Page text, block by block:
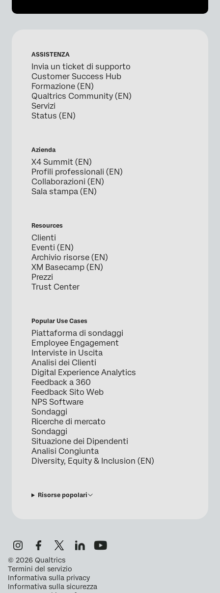
ASSISTENZA
Invia un ticket di supporto
Customer Success Hub
Formazione (EN)
Qualtrics Community (EN)
Servizi
Status (EN)
Azienda
X4 Summit (EN)
Profili professionali (EN)
Collaborazioni (EN)
Sala stampa (EN)
Resources
Clienti
Eventi (EN)
Archivio risorse (EN)
XM Basecamp (EN)
Prezzi
Trust Center
Popular Use Cases
Piattaforma di sondaggi
Employee Engagement
Interviste in Uscita
Analisi dei Clienti
Digital Experience Analytics
Feedback a 360
Feedback Sito Web
NPS Software
Sondaggi
Ricerche di mercato
Sondaggi
Situazione dei Dipendenti
Analisi Congiunta
Diversity, Equity & Inclusion (EN)
Risorse popolari
© 2026 Qualtrics
Termini del servizio
Informativa sulla privacy
Informativa sulla sicurezza